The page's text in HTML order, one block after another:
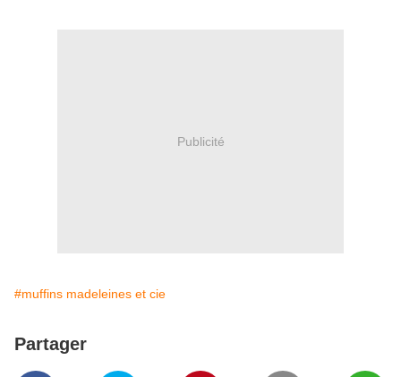
Publicité
#muffins madeleines et cie
Partager